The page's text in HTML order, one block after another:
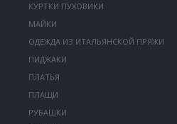
КУРТКИ ПУХОВИКИ
МАЙКИ
ОДЕЖДА ИЗ ИТАЛЬЯНСКОЙ ПРЯЖИ
ПИДЖАКИ
ПЛАТЬЯ
ПЛАЩИ
РУБАШКИ